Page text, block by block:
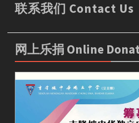
联系我们 Contact Us
网上乐捐 Online